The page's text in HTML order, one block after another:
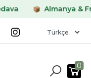
Almanya &
0